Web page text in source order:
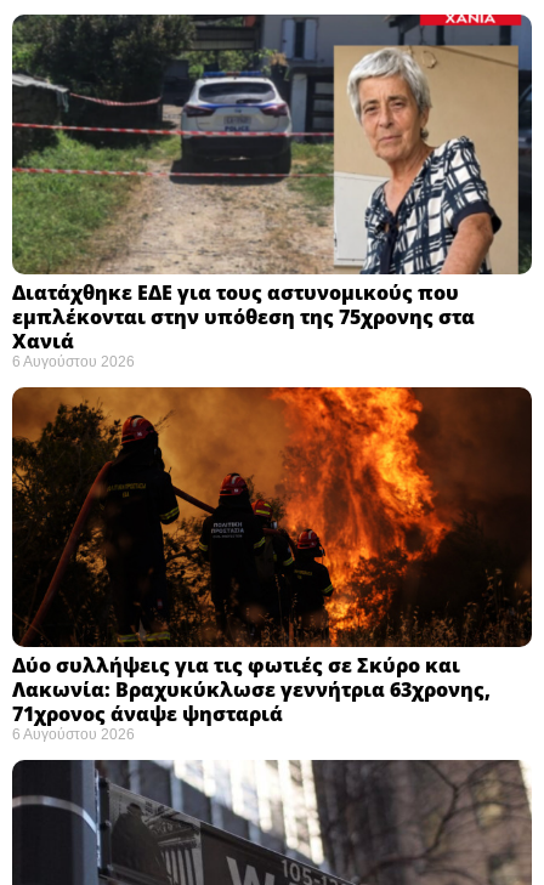
Διατάχθηκε ΕΔΕ για τους αστυνομικούς που
εμπλέκονται στην υπόθεση της 75χρονης στα
Χανιά
6 Αυγούστου 2026
Δύο συλλήψεις για τις φωτιές σε Σκύρο και
Λακωνία: Βραχυκύκλωσε γεννήτρια 63χρονης,
71χρονος άναψε ψησταριά
6 Αυγούστου 2026